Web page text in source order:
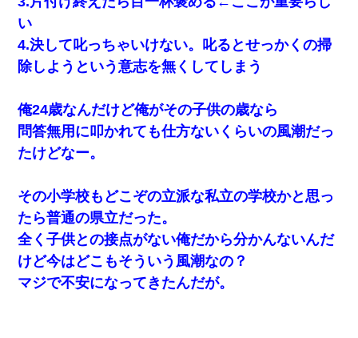
い
4.決して叱っちゃいけない。叱るとせっかくの掃
除しようという意志を無くしてしまう
俺24歳なんだけど俺がその子供の歳なら
問答無用に叩かれても仕方ないくらいの風潮だっ
たけどなー。
その小学校もどこぞの立派な私立の学校かと思っ
たら普通の県立だった。
全く子供との接点がない俺だから分かんないんだ
けど今はどこもそういう風潮なの？
マジで不安になってきたんだが。